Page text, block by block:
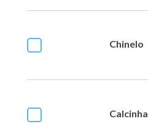
Chinelo
Calcinha